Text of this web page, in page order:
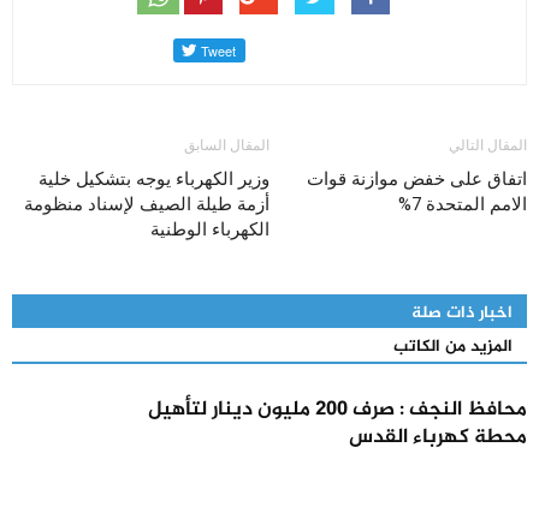
المقال السابق
وزير الكهرباء يوجه بتشكيل خلية
أزمة طيلة الصيف لإسناد منظومة
الكهرباء الوطنية
المقال التالي
اتفاق على خفض موازنة قوات
الامم المتحدة 7%
اخبار ذات صلة
المزيد من الكاتب
محافظ النجف : صرف 200 مليون دينار لتأهيل
محطة كهرباء القدس